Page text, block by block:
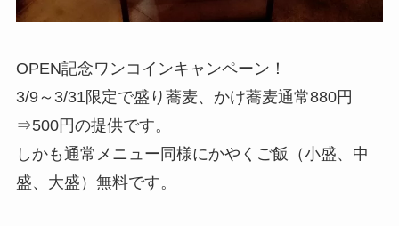
OPEN記念ワンコインキャンペーン！
3/9～3/31限定で盛り蕎麦、かけ蕎麦通常880円
⇒500円の提供です。
しかも通常メニュー同様にかやくご飯（小盛、中
盛、大盛）無料です。